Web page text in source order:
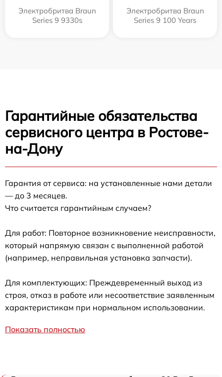
Электробритва Braun
Series 9 9330s
Электробритва Braun
Series 9 100 Years
Гарантийные обязательства
сервисного центра в Ростове-
на-Дону
Гарантия от сервиса: на установленные нами детали
— до 3 месяцев.
Что считается гарантийным случаем?
Для работ: Повторное возникновение неисправности,
который напрямую связан с выполненной работой
(например, неправильная установка запчасти).
Для комплектующих: Преждевременный выход из
строя, отказ в работе или несоответствие заявленным
характеристикам при нормальном использовании.
Показать полностью